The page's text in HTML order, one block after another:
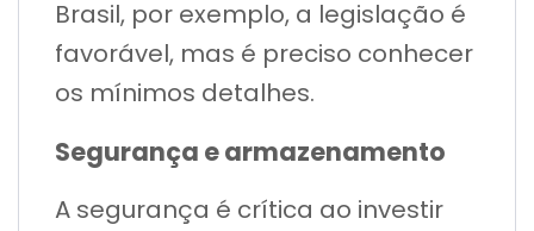
Brasil, por exemplo, a legislação é
favorável, mas é preciso conhecer
os mínimos detalhes.
Segurança e armazenamento
A segurança é crítica ao investir